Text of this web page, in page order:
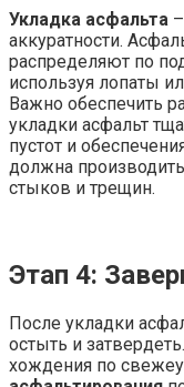
Укладка асфальта
аккуратности.
распределяют по
используя лопаты
Важно обеспечить
укладки асфальт
пустот и
должна
стыков и трещин.
Этап 4:
После укладки
остыть и
хождения по